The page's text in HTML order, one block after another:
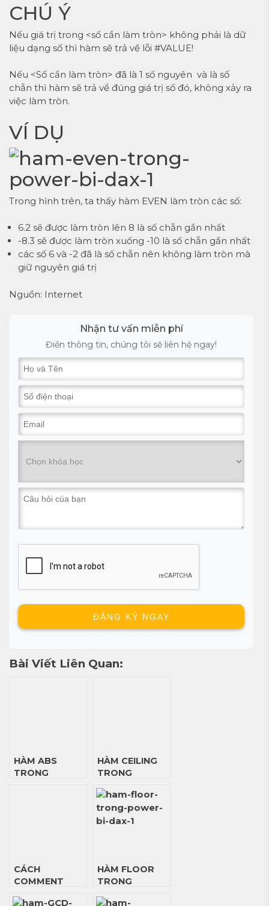
CHÚ Ý
Nếu giá trị trong <số cần làm tròn> không phải là dữ
liệu dạng số thì hàm sẽ trả về lỗi #VALUE!
Nếu <Số cần làm tròn> đã là 1 số nguyên và là số
chẵn thì hàm sẽ trả về đúng giá trị số đó, không xảy ra
việc làm tròn.
VÍ DỤ
Trong hình trên, ta thấy hàm EVEN làm tròn các số:
6.2 sẽ được làm tròn lên 8 là số chẵn gần nhất
-8.3 sẽ được làm tròn xuống -10 là số chẵn gần nhất
các số 6 và -2 đã là số chẵn nên không làm tròn mà
giữ nguyên giá trị
Nguồn: Internet
Nhận tư vấn miễn phí
Điền thông tin, chúng tôi sẽ liên hệ ngay!
Bài Viết Liên Quan:
HÀM ABS
TRONG
HÀM CEILING
TRONG
CÁCH
COMMENT
HÀM FLOOR
TRONG